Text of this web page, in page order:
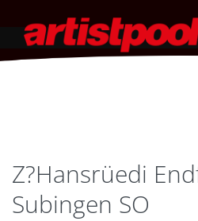
Z?Hansrüedi
Subingen SO